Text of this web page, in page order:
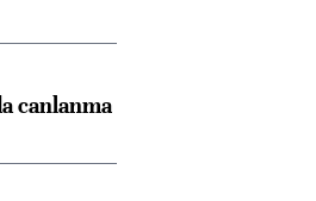
canlanma